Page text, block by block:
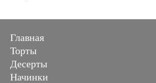
Главная
Торты
Десерты
Начинки